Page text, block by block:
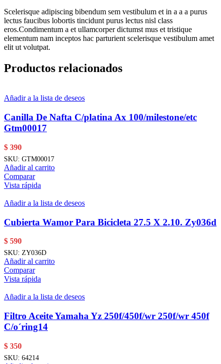
Scelerisque adipiscing bibendum sem vestibulum et in a a a purus
lectus faucibus lobortis tincidunt purus lectus nisl class
eros.Condimentum a et ullamcorper dictumst mus et tristique
elementum nam inceptos hac parturient scelerisque vestibulum amet
elit ut volutpat.
Productos relacionados
Añadir a la lista de deseos
Canilla De Nafta C/platina Ax 100/milestone/etc
Gtm00017
$ 390
SKU: GTM00017
Añadir al carrito
Comparar
Vista rápida
Añadir a la lista de deseos
Cubierta Wamor Para Bicicleta 27.5 X 2.10. Zy036d
$ 590
SKU: ZY036D
Añadir al carrito
Comparar
Vista rápida
Añadir a la lista de deseos
Filtro Aceite Yamaha Yz 250f/450f/wr 250f/wr 450f
C/o´ring14
$ 350
SKU: 64214